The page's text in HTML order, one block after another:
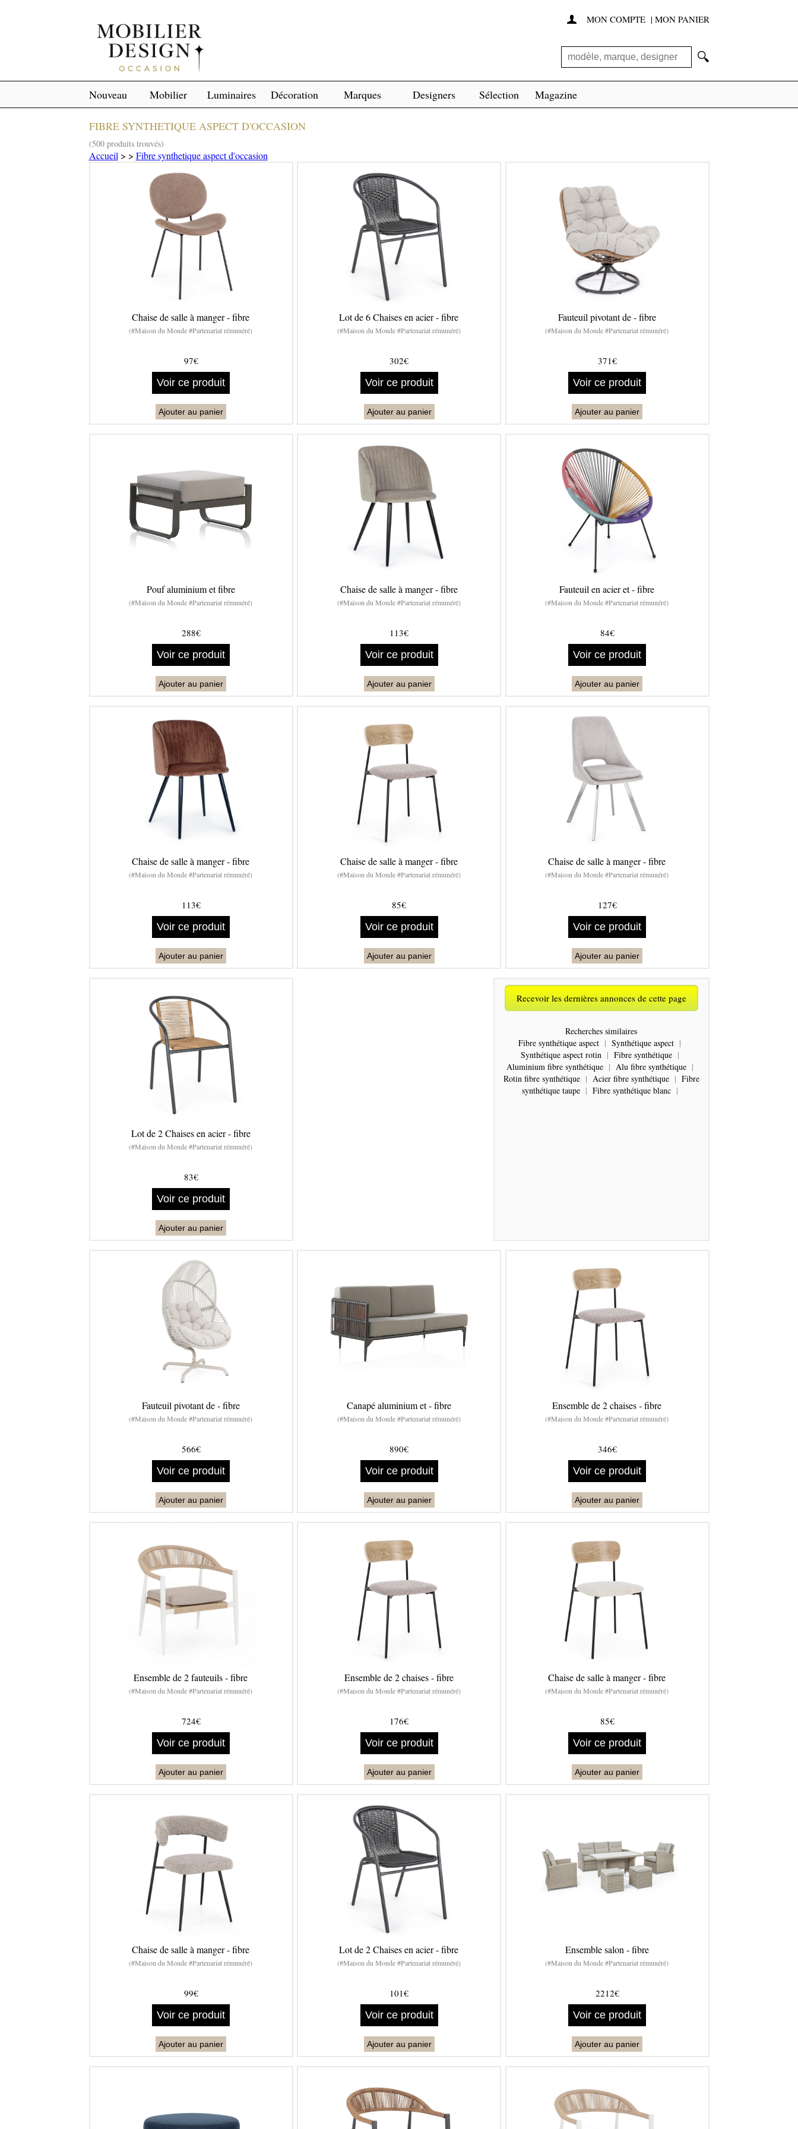
 MON COMPTE | MON PANIER
🔍
Nouveau Mobilier Luminaires Décoration Marques Designers Sélection Magazine
FIBRE SYNTHETIQUE ASPECT D'OCCASION
(500 produits trouvés)
Accueil> > Fibre synthetique aspect d'occasion
Chaise de salle à manger - fibre
(#Maison du Monde #Partenariat rémunéré)
97€
Voir ce produit
Ajouter au panier
Lot de 6 Chaises en acier - fibre
(#Maison du Monde #Partenariat rémunéré)
302€
Voir ce produit
Ajouter au panier
Fauteuil pivotant de - fibre
(#Maison du Monde #Partenariat rémunéré)
371€
Voir ce produit
Ajouter au panier
Pouf aluminium et fibre
(#Maison du Monde #Partenariat rémunéré)
288€
Voir ce produit
Ajouter au panier
Chaise de salle à manger - fibre
(#Maison du Monde #Partenariat rémunéré)
113€
Voir ce produit
Ajouter au panier
Fauteuil en acier et - fibre
(#Maison du Monde #Partenariat rémunéré)
84€
Voir ce produit
Ajouter au panier
Chaise de salle à manger - fibre
(#Maison du Monde #Partenariat rémunéré)
113€
Voir ce produit
Ajouter au panier
Chaise de salle à manger - fibre
(#Maison du Monde #Partenariat rémunéré)
85€
Voir ce produit
Ajouter au panier
Chaise de salle à manger - fibre
(#Maison du Monde #Partenariat rémunéré)
127€
Voir ce produit
Ajouter au panier
Lot de 2 Chaises en acier - fibre
(#Maison du Monde #Partenariat rémunéré)
83€
Voir ce produit
Ajouter au panier
Recevoir les dernières annonces de cette page
Recherches similaires
Fibre synthétique aspect | Synthétique aspect |
Synthétique aspect rotin | Fibre synthétique |
Aluminium fibre synthétique | Alu fibre synthétique |
Rotin fibre synthétique | Acier fibre synthétique | Fibre
synthétique taupe | Fibre synthétique blanc |
Fauteuil pivotant de - fibre
(#Maison du Monde #Partenariat rémunéré)
566€
Voir ce produit
Ajouter au panier
Canapé aluminium et - fibre
(#Maison du Monde #Partenariat rémunéré)
890€
Voir ce produit
Ajouter au panier
Ensemble de 2 chaises - fibre
(#Maison du Monde #Partenariat rémunéré)
346€
Voir ce produit
Ajouter au panier
Ensemble de 2 fauteuils - fibre
(#Maison du Monde #Partenariat rémunéré)
724€
Voir ce produit
Ajouter au panier
Ensemble de 2 chaises - fibre
(#Maison du Monde #Partenariat rémunéré)
176€
Voir ce produit
Ajouter au panier
Chaise de salle à manger - fibre
(#Maison du Monde #Partenariat rémunéré)
85€
Voir ce produit
Ajouter au panier
Chaise de salle à manger - fibre
(#Maison du Monde #Partenariat rémunéré)
99€
Voir ce produit
Ajouter au panier
Lot de 2 Chaises en acier - fibre
(#Maison du Monde #Partenariat rémunéré)
101€
Voir ce produit
Ajouter au panier
Ensemble salon - fibre
(#Maison du Monde #Partenariat rémunéré)
2212€
Voir ce produit
Ajouter au panier